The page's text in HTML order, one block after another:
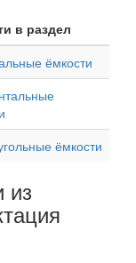
в раздел
ёмкости
ёмкости
из